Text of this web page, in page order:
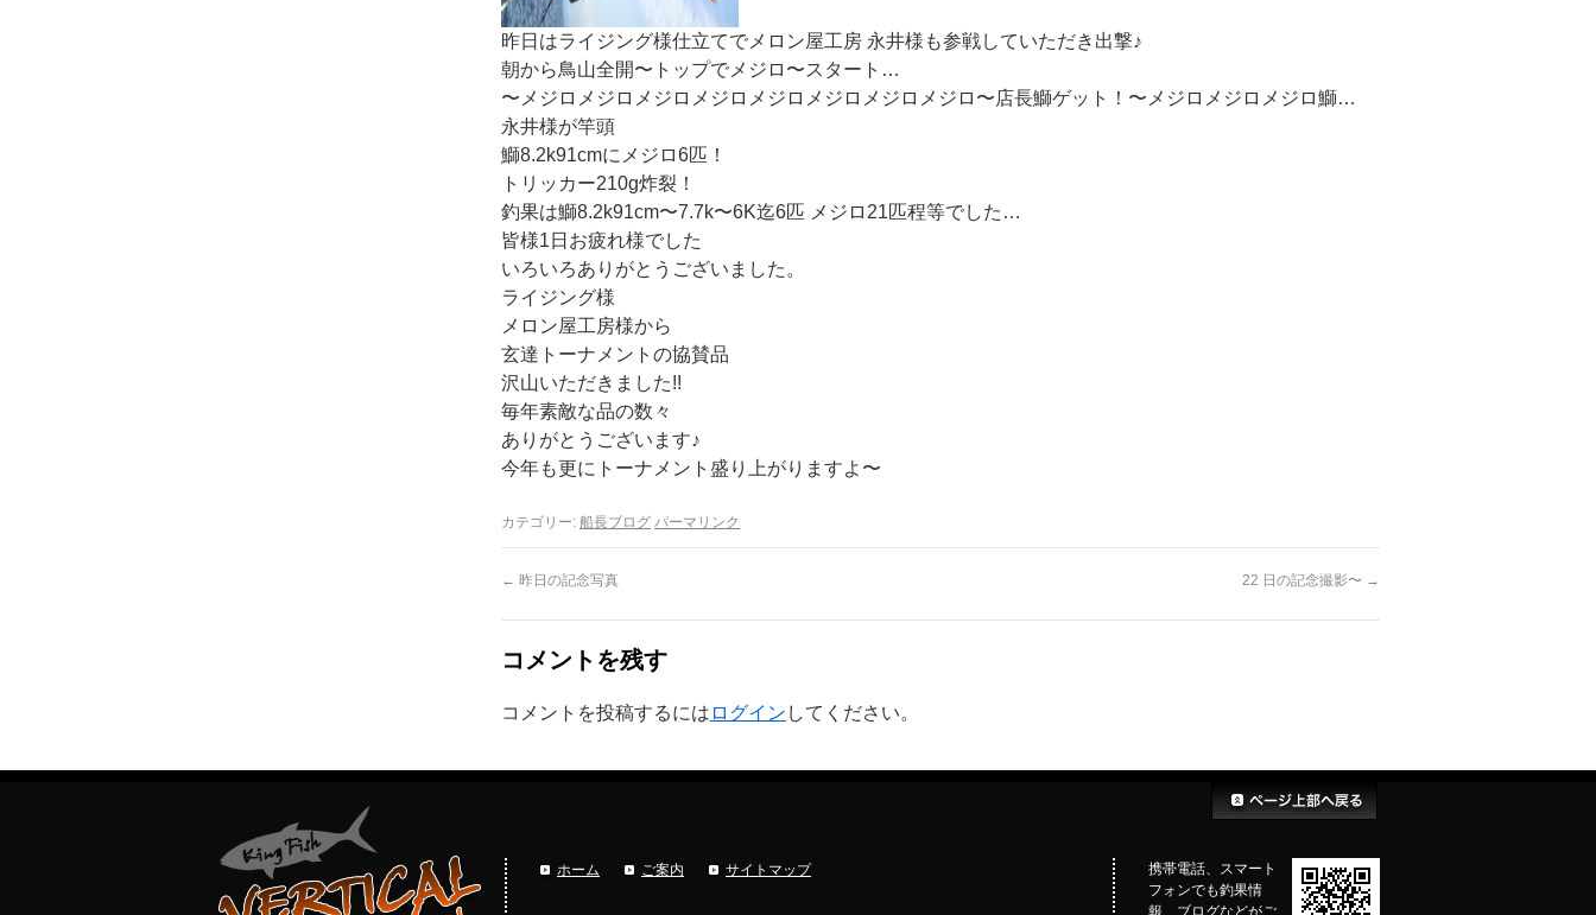
昨日はライジング様仕立てでメロン屋工房 永井様も参戦していただき出撃♪
朝から鳥山全開〜トップでメジロ〜スタート…
〜メジロメジロメジロメジロメジロメジロメジロメジロ〜店長鰤ゲット！〜メジロメジロメジロ鰤…
永井様が竿頭
鰤8.2k91cmにメジロ6匹！
トリッカー210g炸裂！
釣果は鰤8.2k91cm〜7.7k〜6K迄6匹 メジロ21匹程等でした…
皆様1日お疲れ様でした
いろいろありがとうございました。
ライジング様
メロン屋工房様から
玄達トーナメントの協賛品
沢山いただきました!!
毎年素敵な品の数々
ありがとうございます♪
今年も更にトーナメント盛り上がりますよ〜
カテゴリー: 船長ブログ パーマリンク
← 昨日の記念写真 22 日の記念撮影〜 →
コメントを残す
コメントを投稿するには ログイン してください。
携帯電話、スマート
フォンでも釣果情
報、ブログなどがご
ホーム ご案内 サイトマップ